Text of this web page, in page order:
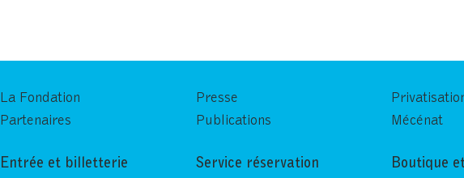
La Fondation
Partenaires
Presse
Publications
Mécénat
Entrée et billetterie
Service réservation
Boutique